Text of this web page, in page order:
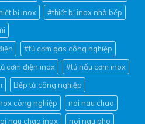
bị inox
#thiết bị inox nhà bếp
#tủ cơm gas công nghiệp
cơm điện inox
#tủ nấu cơm inox
Bếp từ công nghiệp
công nghiệp
noi nau chao
nau chao inox noi nau pho